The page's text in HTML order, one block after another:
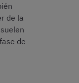
de la
de